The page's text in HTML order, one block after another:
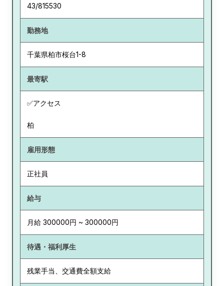
43/815530
勤務地
千葉県柏市桜台1-8
最寄駅
✅アクセス
柏
雇用形態
正社員
給与
月給 300000円 ~ 300000円
待遇・福利厚生
残業手当、交通費全額支給